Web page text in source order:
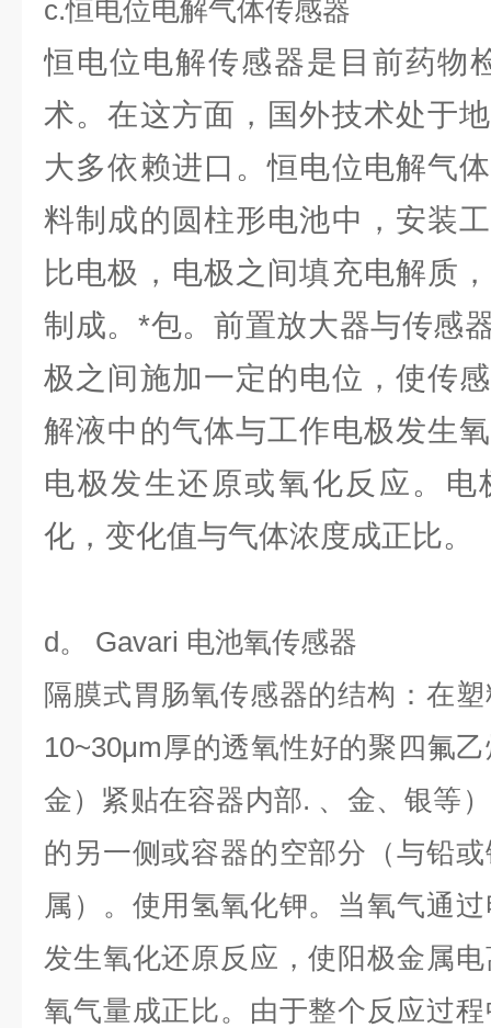
c.恒电位电解气体传感器
恒电位电解传感器是目前药物
术。在这方面，国外技术处于
大多依赖进口。恒电位电解气
料制成的圆柱形电池中，安装
比电极，电极之间填充电解质
制成。*包。前置放大器与传感
极之间施加一定的电位，使传
解液中的气体与工作电极发生
电极发生还原或氧化反应。
化，变化值与气体浓度成正比。
d。 Gavari 电池氧传感器
隔膜式胃肠氧传感器的结构：在
10~30μm厚的透氧性好的聚四氟
金）紧贴在容器内部. 、金、银等
的另一侧或容器的空部分（与铅
属）。使用氢氧化钾。当氧气通
发生氧化还原反应，使阳极金属
氧气量成正比。由于整个反应过